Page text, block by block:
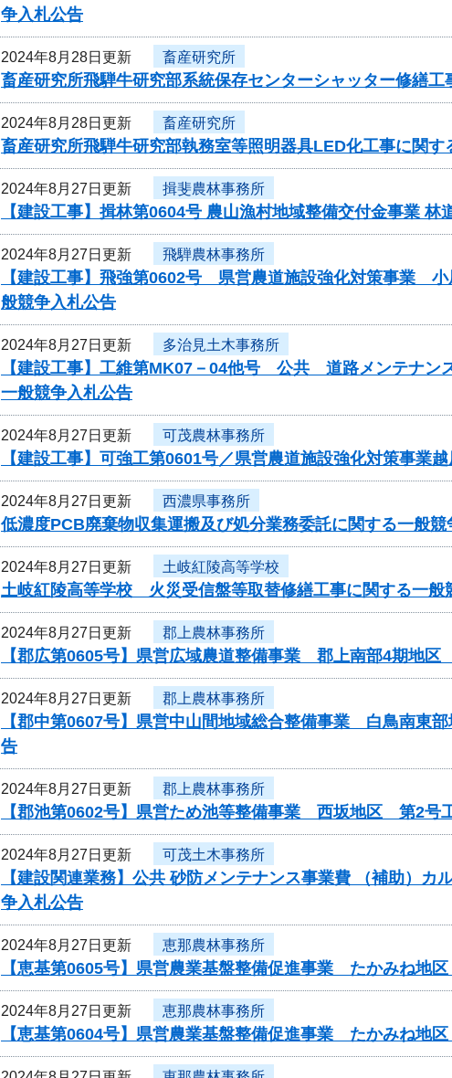
争入札公告
2024年8月28日更新 畜産研究所
畜産研究所飛騨牛研究部系統保存センターシャッター修繕
2024年8月28日更新 畜産研究所
畜産研究所飛騨牛研究部執務室等照明器具LED化工事に関す
2024年8月27日更新 揖斐農林事務所
【建設工事】揖林第0604号 農山漁村地域整備交付金事業
2024年8月27日更新 飛騨農林事務所
【建設工事】飛強第0602号 県営農道施設強化対策事業
般競争入札公告
2024年8月27日更新 多治見土木事務所
【建設工事】工維第MK07－04他号 公共 道路メンテナン
一般競争入札公告
2024年8月27日更新 可茂農林事務所
【建設工事】可強工第0601号／県営農道施設強化対策事業
2024年8月27日更新 西濃県事務所
低濃度PCB廃棄物収集運搬及び処分業務委託に関する一般競
2024年8月27日更新 土岐紅陵高等学校
土岐紅陵高等学校 火災受信盤等取替修繕工事に関する一般
2024年8月27日更新 郡上農林事務所
【郡広第0605号】県営広域農道整備事業 郡上南部4期地
2024年8月27日更新 郡上農林事務所
【郡中第0607号】県営中山間地域総合整備事業 白鳥南東
告
2024年8月27日更新 郡上農林事務所
【郡池第0602号】県営ため池等整備事業 西坂地区 第2号
2024年8月27日更新 可茂土木事務所
【建設関連業務】公共 砂防メンテナンス事業費 （補助）
争入札公告
2024年8月27日更新 恵那農林事務所
【恵基第0605号】県営農業基盤整備促進事業 たかみね地
2024年8月27日更新 恵那農林事務所
【恵基第0604号】県営農業基盤整備促進事業 たかみね地